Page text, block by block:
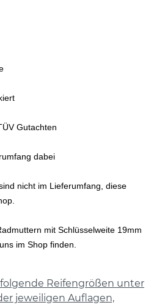
Gutachten
dabei
nicht im Lieferumfang, diese
mit Schlüsselweite 19mm
im Shop finden.
Reifengrößen unter
jeweiligen Auflagen,